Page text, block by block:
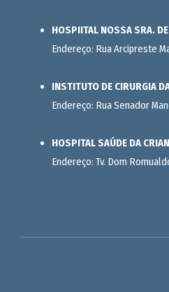
HOSPIITAL NOSSA SRA.
Endereço: Rua Arcipreste
INSTITUTO DE CIRURGIA
Endereço: Rua Senador
HOSPITAL SAÚDE DA
Endereço: Tv. Dom